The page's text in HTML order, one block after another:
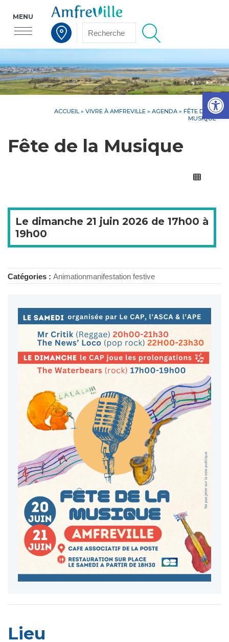
Voir la carte interactive
MENU
ACCUEIL » VIVRE À AMFREVILLE » AGENDA » FÊTE DE LA
MUSIQUE
Fête de la Musique
Le dimanche 21 juin 2026 de 17h00 à
19h00
Catégories : Animationmanifestation festive
Lieu